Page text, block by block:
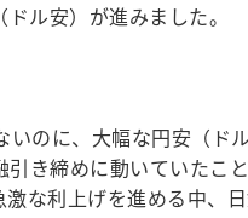
ル安）が進みました。
のに、大幅な円安（ド
き締めに動いていたこ
な利上げを進める中、